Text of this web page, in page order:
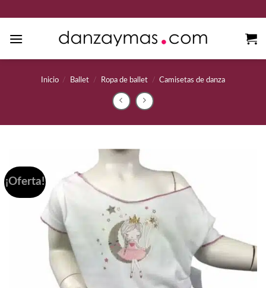
contenido
Inicio / Ballet / Ropa de ballet / Camisetas de danza
¡Oferta!